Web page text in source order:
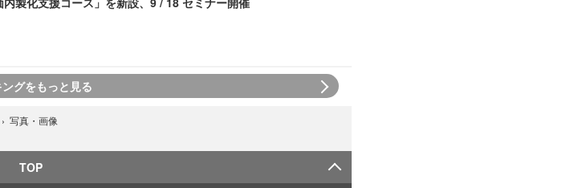
グをもっと見る
› 写真・画像
TOP